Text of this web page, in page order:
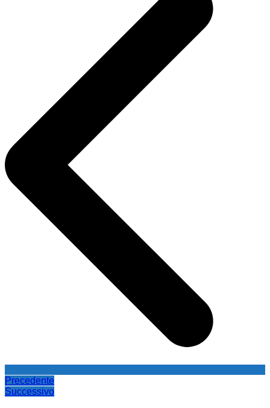
Precedente
Successivo